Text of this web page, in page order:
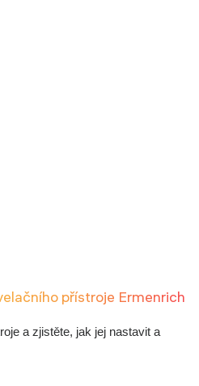
přístroje Ermenrich
a zjistěte, jak jej nastavit a